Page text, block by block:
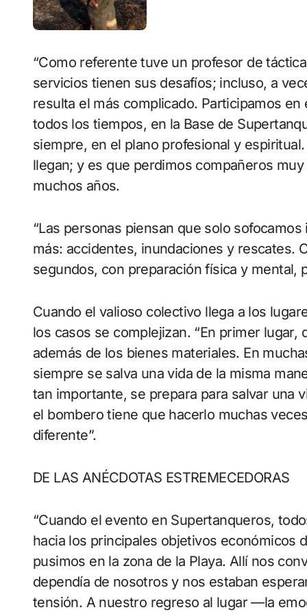
“Como referente tuve un profesor de
servicios tienen sus desafíos; incluso, a
resulta el más complicado. Participamos
todos los tiempos, en la Base de
siempre, en el plano profesional y
llegan; y es que perdimos compañeros
muchos años.
“Las personas piensan que solo
más: accidentes, inundaciones y rescates.
segundos, con preparación física y mental,
Cuando el valioso colectivo llega a los
los casos se complejizan. “En primer
además de los bienes materiales. En
siempre se salva una vida de la misma
tan importante, se prepara para salvar una
el bombero tiene que hacerlo muchas
diferente”.
DE LAS ANÉCDOTAS ESTREMECEDORAS
“Cuando el evento en Supertanqueros,
hacia los principales objetivos económicos
pusimos en la zona de la Playa. Allí nos
dependía de nosotros y nos estaban
tensión. A nuestro regreso al lugar —la